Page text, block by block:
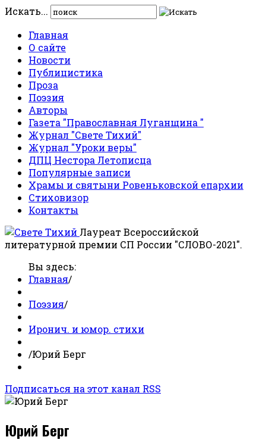
Искать...
Главная
О сайте
Новости
Публицистика
Проза
Поэзия
Авторы
Газета "Православная Луганщина "
Журнал "Свете Тихий"
Журнал "Уроки веры"
ДПЦ Нестора Летописца
Популярные записи
Храмы и святыни Ровеньковской епархии
Стиховизор
Контакты
Лауреат Всероссийской
литературной премии СП России "СЛОВО-2021".
Вы здесь:
Главная/
Поэзия/
Иронич. и юмор. стихи
/Юрий Берг
Подписаться на этот канал RSS
Юрий Берг